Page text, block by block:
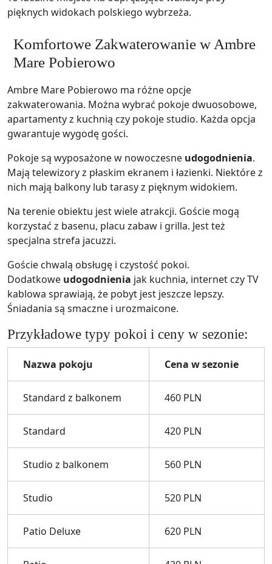
pięknych widokach polskiego wybrzeża.
Komfortowe Zakwaterowanie w Ambre
Mare Pobierowo
Ambre Mare Pobierowo ma różne opcje
zakwaterowania. Można wybrać pokoje dwuosobowe,
apartamenty z kuchnią czy pokoje studio. Każda opcja
gwarantuje wygodę gości.
Pokoje są wyposażone w nowoczesne udogodnienia.
Mają telewizory z płaskim ekranem i łazienki. Niektóre z
nich mają balkony lub tarasy z pięknym widokiem.
Na terenie obiektu jest wiele atrakcji. Goście mogą
korzystać z basenu, placu zabaw i grilla. Jest też
specjalna strefa jacuzzi.
Goście chwalą obsługę i czystość pokoi.
Dodatkowe udogodnienia jak kuchnia, internet czy TV
kablowa sprawiają, że pobyt jest jeszcze lepszy.
Śniadania są smaczne i urozmaicone.
Przykładowe typy pokoi i ceny w sezonie:
Nazwa pokoju Cena w sezonie
Standard z balkonem 460 PLN
Standard 420 PLN
Studio z balkonem 560 PLN
Studio 520 PLN
Patio Deluxe 620 PLN